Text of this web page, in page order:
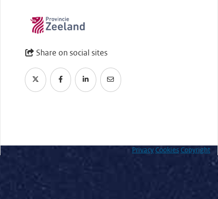
Share on social sites
Privacy Cookies Copyright